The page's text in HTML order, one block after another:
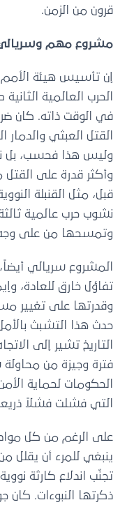
قرون من الزمن.
مشروع مهم
إن تأسيس هيئة
الحرب العالمية
في الوقت ذاته. كان
القتل العبثي
وليس هذا فحسب، بل
وأكثر قدرة على
قبل، مثل القنبلة
نشوب حرب عالمية
وتمسحها من على وجه
المشروع سريالي
تفاؤل خارق للعادة،
وقدرتها على تغيير
حدث هذا التشبث
التاريخ تشير إلى
فترة وجيزة من محاولة
الحكومات لحماية
التي فشلت فشلاً
على الرغم من كل
ينبغي للمرء أن يقلل
تجنّب اندلاع كارثة
ذكرتها النبوءات.